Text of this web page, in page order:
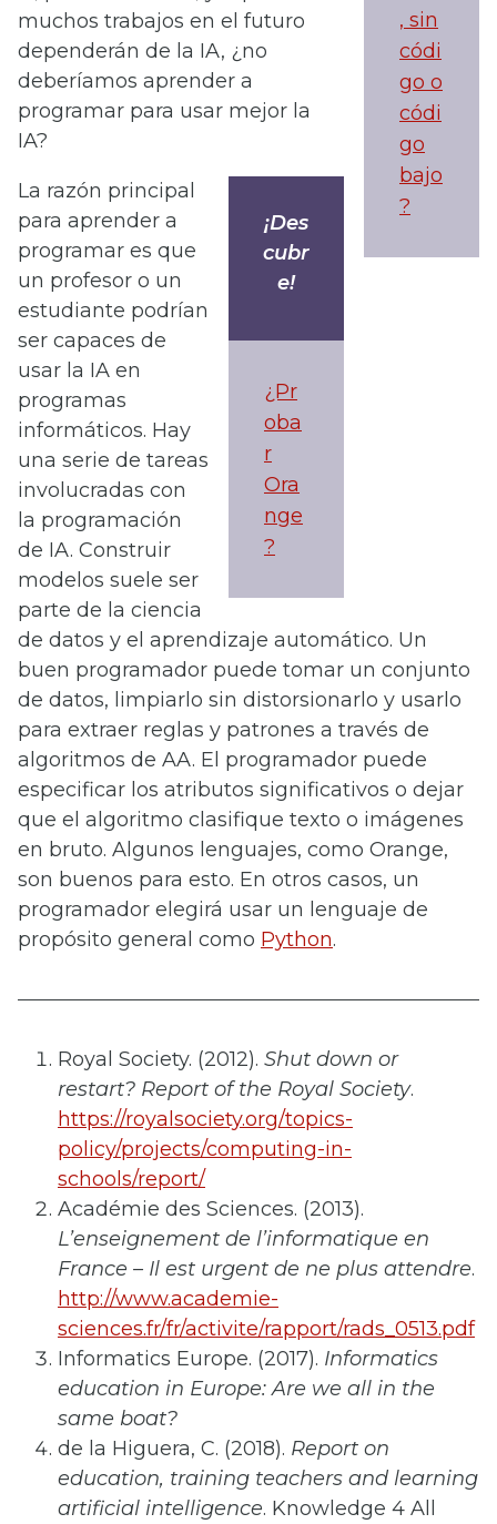
, sin
códi
go o
códi
go
bajo
?
muchos trabajos en el futuro
dependerán de la IA, ¿no
deberíamos aprender a
programar para usar mejor la
IA?
¡Des
cubr
e!
¿Pr
oba
r
Ora
nge
?
La razón principal
para aprender a
programar es que
un profesor o un
estudiante podrían
ser capaces de
usar la IA en
programas
informáticos. Hay
una serie de tareas
involucradas con
la programación
de IA. Construir
modelos suele ser
parte de la ciencia
de datos y el aprendizaje automático. Un
buen programador puede tomar un conjunto
de datos, limpiarlo sin distorsionarlo y usarlo
para extraer reglas y patrones a través de
algoritmos de AA. El programador puede
especificar los atributos significativos o dejar
que el algoritmo clasifique texto o imágenes
en bruto. Algunos lenguajes, como Orange,
son buenos para esto. En otros casos, un
programador elegirá usar un lenguaje de
propósito general como Python.
Royal Society. (2012). Shut down or
restart? Report of the Royal Society.
https://royalsociety.org/topics-
policy/projects/computing-in-
schools/report/
Académie des Sciences. (2013).
L’enseignement de l’informatique en
France – Il est urgent de ne plus attendre.
http://www.academie-
sciences.fr/fr/activite/rapport/rads_0513.pdf
Informatics Europe. (2017). Informatics
education in Europe: Are we all in the
same boat?
de la Higuera, C. (2018). Report on
education, training teachers and learning
artificial intelligence. Knowledge 4 All